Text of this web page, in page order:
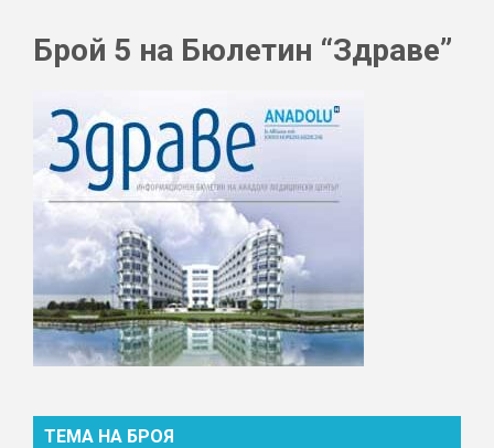
Брой 5 на Бюлетин “Здраве”
ТЕМА НА БРОЯ